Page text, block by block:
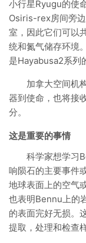
小行星Ryugu的使
Osiris-rex房间旁
室，因此它们可以
统和氮气储存环境
是Hayabusa2系列
加拿大空间机
器到使命，也将接
分。
这是重要的事情
科学家想学习
响陨石的主要事件
地球表面上的空气
也表明Bennu上的
的表面完好无损。
提取，处理和检查